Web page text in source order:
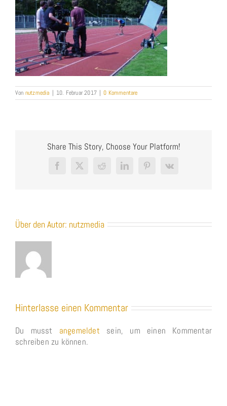
Von nutzmedia | 10. Februar 2017 | 0 Kommentare
Share This Story, Choose Your Platform!
Facebook
X RedditLinkedInPinterest
Vk
Über den Autor: nutzmedia
Hinterlasse einen Kommentar
Du musst angemeldet sein, um einen Kommentar
schreiben zu können.